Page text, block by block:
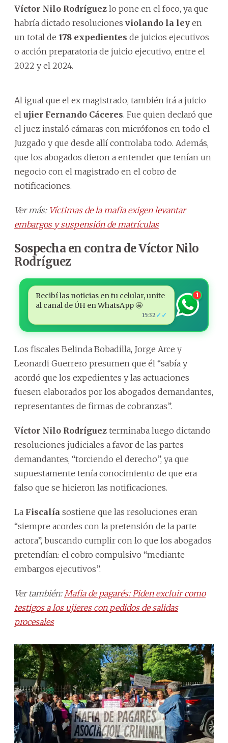
Víctor Nilo Rodríguez lo pone en el foco, ya que
habría dictado resoluciones violando la ley en
un total de 178 expedientes de juicios ejecutivos
o acción preparatoria de juicio ejecutivo, entre el
2022 y el 2024.
Al igual que el ex magistrado, también irá a juicio
el ujier Fernando Cáceres. Fue quien declaró que
el juez instaló cámaras con micrófonos en todo el
Juzgado y que desde allí controlaba todo. Además,
que los abogados dieron a entender que tenían un
negocio con el magistrado en el cobro de
notificaciones.
Ver más: Víctimas de la mafia exigen levantar
embargos y suspensión de matrículas
Sospecha en contra de Víctor Nilo
Rodríguez
Recibí las noticias en tu celular, unite
al canal de ÚH en WhatsApp 🤩
15:32 ✓✓
1
Los fiscales Belinda Bobadilla, Jorge Arce y
Leonardi Guerrero presumen que él “sabía y
acordó que los expedientes y las actuaciones
fuesen elaborados por los abogados demandantes,
representantes de firmas de cobranzas”.
Víctor Nilo Rodríguez terminaba luego dictando
resoluciones judiciales a favor de las partes
demandantes, “torciendo el derecho”, ya que
supuestamente tenía conocimiento de que era
falso que se hicieron las notificaciones.
La Fiscalía sostiene que las resoluciones eran
“siempre acordes con la pretensión de la parte
actora”, buscando cumplir con lo que los abogados
pretendían: el cobro compulsivo “mediante
embargos ejecutivos”.
Ver también: Mafia de pagarés: Piden excluir como
testigos a los ujieres con pedidos de salidas
procesales